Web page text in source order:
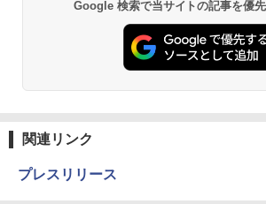
Google 検索で当サイトの記事を優
関連リンク
プレスリリース